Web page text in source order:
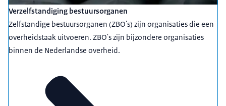
Verzelfstandiging bestuursorganen
Zelfstandige bestuursorganen (ZBO's) zijn organisaties die een
overheidstaak uitvoeren. ZBO's zijn bijzondere organisaties
binnen de Nederlandse overheid.